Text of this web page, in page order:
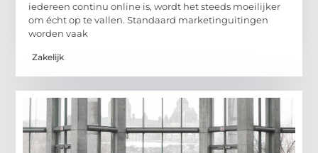
iedereen continu online is, wordt het steeds moeilijker
om écht op te vallen. Standaard marketinguitingen
worden vaak
Zakelijk